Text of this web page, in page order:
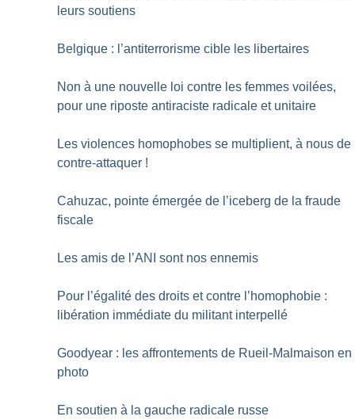
leurs soutiens
Belgique : l’antiterrorisme cible les libertaires
Non à une nouvelle loi contre les femmes voilées,
pour une riposte antiraciste radicale et unitaire
Les violences homophobes se multiplient, à nous de
contre-attaquer !
Cahuzac, pointe émergée de l’iceberg de la fraude
fiscale
Les amis de l’ANI sont nos ennemis
Pour l’égalité des droits et contre l’homophobie :
libération immédiate du militant interpellé
Goodyear : les affrontements de Rueil-Malmaison en
photo
En soutien à la gauche radicale russe